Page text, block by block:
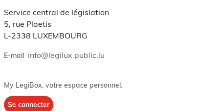
Service central de législation
5, rue Plaetis
L-2338 LUXEMBOURG
E-mail info@legilux.public.lu
My LegiBox, votre espace personnel.
Se connecter